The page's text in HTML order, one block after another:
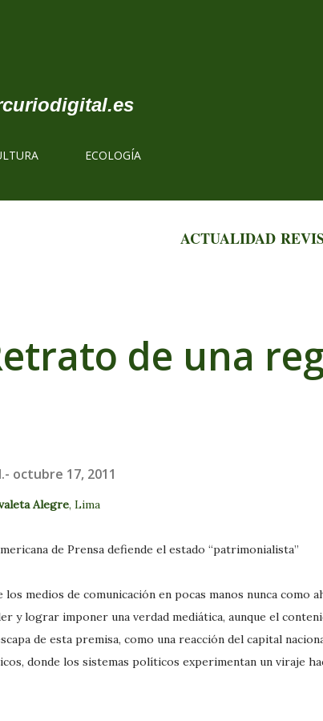
ECOLOGÍA
ACTUALIDAD
de una
octubre 17, 2011
Alegre, Lima
de Prensa defiende el estado “patrimonialista”
los medios de comunicación en pocas manos nunca como
y lograr imponer una verdad mediática, aunque el
de esta premisa, como una reacción del capital
donde los sistemas políticos experimentan un viraje